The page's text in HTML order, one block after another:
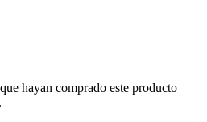
hayan comprado este producto